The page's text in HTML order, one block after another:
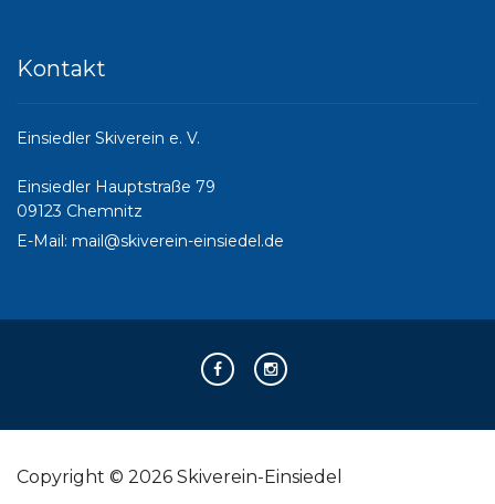
Kontakt
Einsiedler Skiverein e. V.
Einsiedler Hauptstraße 79
09123 Chemnitz
E-Mail: mail@skiverein-einsiedel.de
Copyright © 2026 Skiverein-Einsiedel